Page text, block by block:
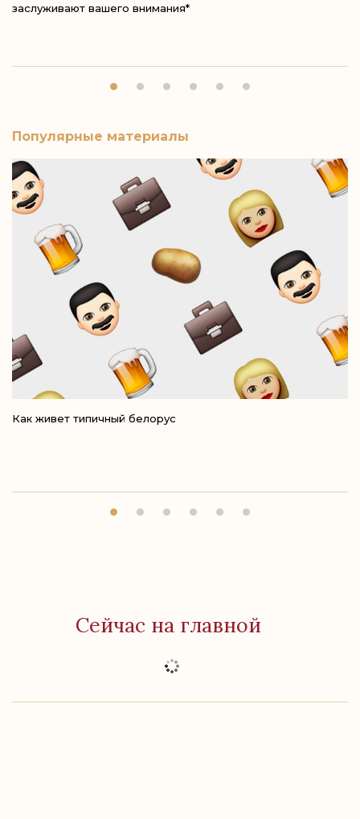
заслуживают вашего внимания*
Популярные материалы
Как живет типичный белорус
Сейчас на главной